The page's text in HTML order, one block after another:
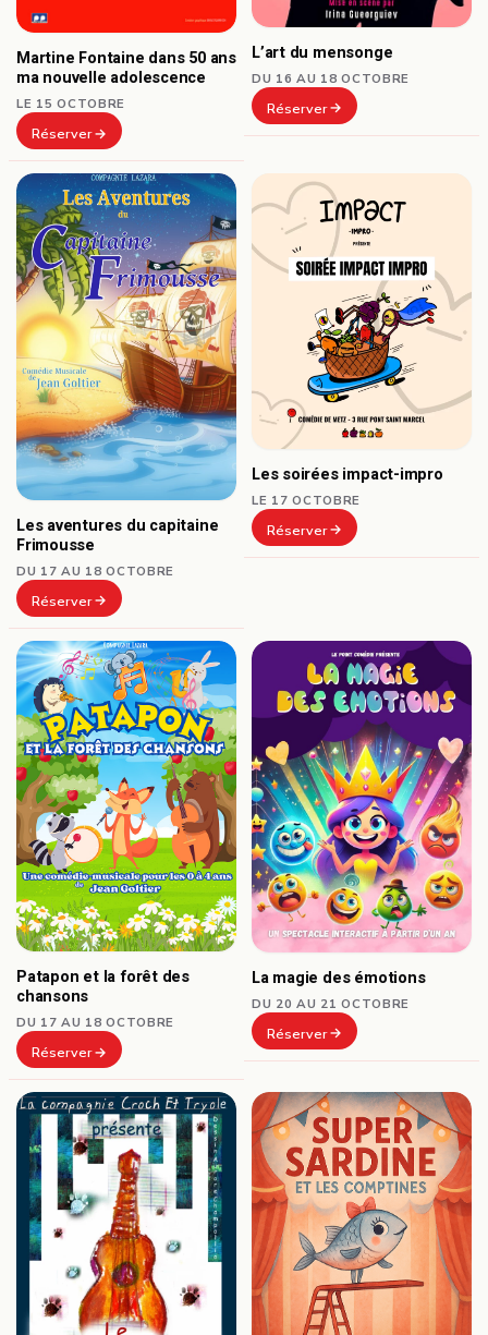
Martine Fontaine dans 50 ans
ma nouvelle adolescence
LE 15 OCTOBRE
Réserver
L’art du mensonge
DU 16 AU 18 OCTOBRE
Réserver
Les aventures du capitaine
Frimousse
DU 17 AU 18 OCTOBRE
Réserver
Les soirées impact-impro
LE 17 OCTOBRE
Réserver
Patapon et la forêt des
chansons
DU 17 AU 18 OCTOBRE
Réserver
La magie des émotions
DU 20 AU 21 OCTOBRE
Réserver